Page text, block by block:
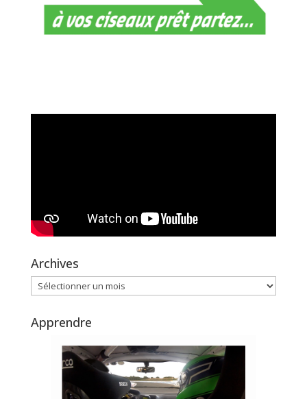
Archives
Archives
Apprendre